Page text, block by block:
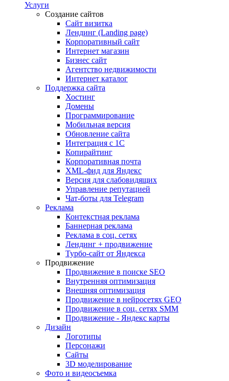
Услуги
Создание сайтов
Сайт визитка
Лендинг (Landing page)
Корпоративный сайт
Интернет магазин
Бизнес сайт
Агентство недвижимости
Интернет каталог
Поддержка сайта
Хостинг
Домены
Программирование
Мобильная версия
Обновление сайта
Интеграция с 1С
Копирайтинг
Корпоративная почта
XML-фид для Яндекс
Версия для слабовидящих
Управление репутацией
Чат-боты для Telegram
Реклама
Контекстная реклама
Баннерная реклама
Реклама в соц. сетях
Лендинг + продвижение
Турбо-сайт от Яндекса
Продвижение
Продвижение в поиске SEO
Внутренняя оптимизация
Внешняя оптимизация
Продвижение в нейросетях GEO
Продвижение в соц. сетях SMM
Продвижение - Яндекс карты
Дизайн
Логотипы
Персонажи
Сайты
3D моделирование
Фото и видеосъемка